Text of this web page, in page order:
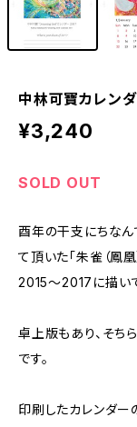
中林可寶カレン
¥3,240
SOLD OUT
酉年の干支にちな
て頂いた「朱雀（鳳
2015〜2017に描い
卓上版もあり、そち
です。
印刷したカレンダー